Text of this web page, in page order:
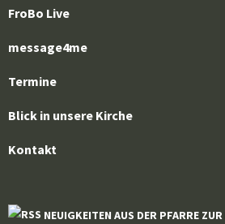
FroBo Live
message4me
Termine
Blick in unsere Kirche
Kontakt
NEUIGKEITEN AUS DER PFARRE